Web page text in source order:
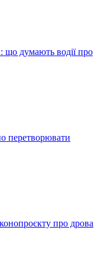
що думають водії про
перетворювати
про дрова